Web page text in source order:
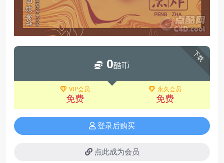
下载
0酷币
VIP会员
免费
永久会员
免费
登录后购买
点此成为会员